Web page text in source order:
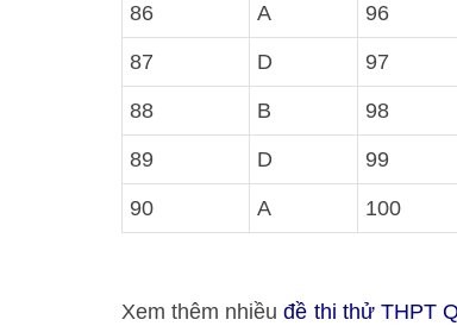
86 A 96
87 D 97
88 B 98
89 D 99
90 A 100
Xem thêm nhiềuđề thi thử THPT